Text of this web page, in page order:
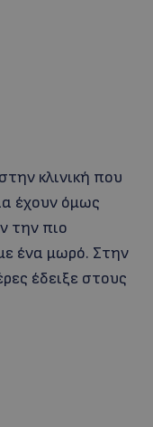
κλινική που
έχουν όμως
την πιο
ένα μωρό. Στην
έδειξε στους